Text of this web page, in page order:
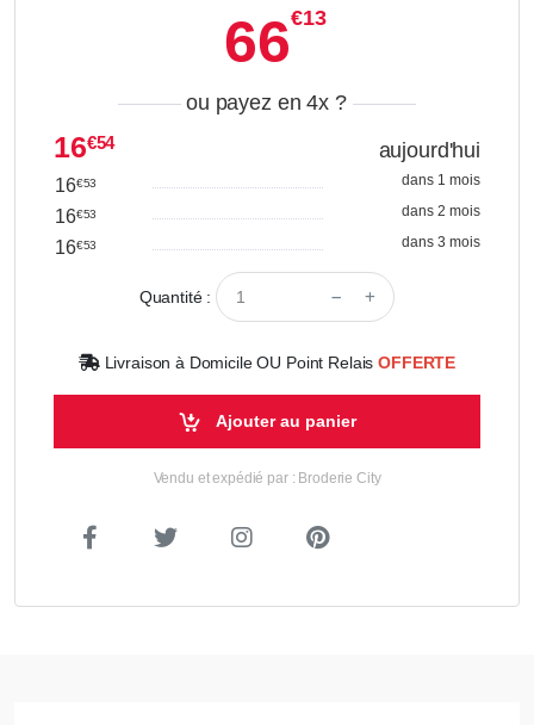
66€13
ou payez en 4x ?
16€54 aujourd'hui
16€53 dans 1 mois
16€53 dans 2 mois
16€53 dans 3 mois
Quantité :
Livraison à Domicile OU Point RelaisOFFERTE
Ajouter au panier
Vendu et expédié par : Broderie City